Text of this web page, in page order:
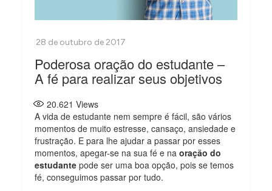
Poderosa oração do estudante –
A fé para realizar seus objetivos
20.621 Views
A vida de estudante nem sempre é fácil, são vários
momentos de muito estresse, cansaço, ansiedade e
frustração. E para lhe ajudar a passar por esses
momentos, apegar-se na sua fé e na oração do
estudante pode ser uma boa opção, pois se temos
fé, conseguimos passar por tudo.